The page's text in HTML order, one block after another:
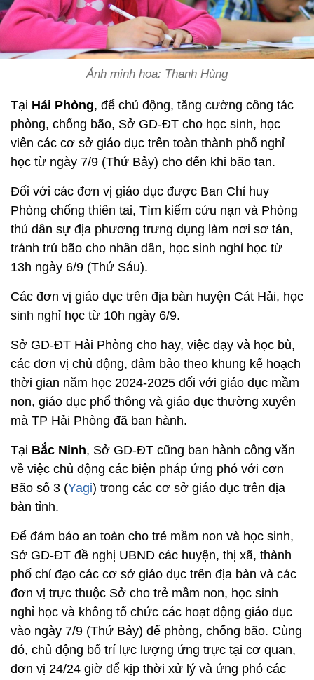
Ảnh minh họa: Thanh Hùng
Tại Hải Phòng, để chủ động, tăng cường công tác
phòng, chống bão, Sở GD-ĐT cho học sinh, học
viên các cơ sở giáo dục trên toàn thành phố nghỉ
học từ ngày 7/9 (Thứ Bảy) cho đến khi bão tan.
Đối với các đơn vị giáo dục được Ban Chỉ huy
Phòng chống thiên tai, Tìm kiếm cứu nạn và Phòng
thủ dân sự địa phương trưng dụng làm nơi sơ tán,
tránh trú bão cho nhân dân, học sinh nghỉ học từ
13h ngày 6/9 (Thứ Sáu).
Các đơn vị giáo dục trên địa bàn huyện Cát Hải, học
sinh nghỉ học từ 10h ngày 6/9.
Sở GD-ĐT Hải Phòng cho hay, việc dạy và học bù,
các đơn vị chủ động, đảm bảo theo khung kế hoạch
thời gian năm học 2024-2025 đối với giáo dục mầm
non, giáo dục phổ thông và giáo dục thường xuyên
mà TP Hải Phòng đã ban hành.
Tại Bắc Ninh, Sở GD-ĐT cũng ban hành công văn
về việc chủ động các biện pháp ứng phó với cơn
Bão số 3 (Yagi) trong các cơ sở giáo dục trên địa
bàn tỉnh.
Để đảm bảo an toàn cho trẻ mầm non và học sinh,
Sở GD-ĐT đề nghị UBND các huyện, thị xã, thành
phố chỉ đạo các cơ sở giáo dục trên địa bàn và các
đơn vị trực thuộc Sở cho trẻ mầm non, học sinh
nghỉ học và không tổ chức các hoạt động giáo dục
vào ngày 7/9 (Thứ Bảy) để phòng, chống bão. Cùng
đó, chủ động bố trí lực lượng ứng trực tại cơ quan,
đơn vị 24/24 giờ để kịp thời xử lý và ứng phó các